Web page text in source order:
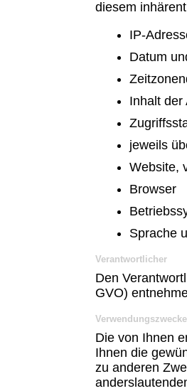
diesem
IP-
Datum
Inhalt der
jeweils
Website,
Browser
Sprache
Verantwortlicher
Den
GVO)
Verwendungszwecke
Die von Ihnen
Ihnen die
zu anderen